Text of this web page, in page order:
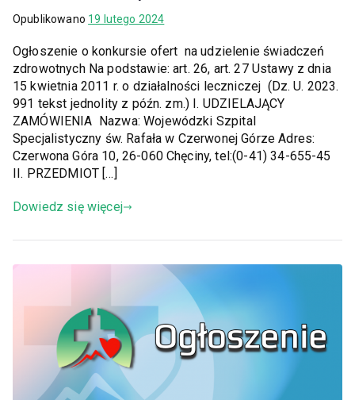
Opublikowano 19 lutego 2024
Ogłoszenie o konkursie ofert na udzielenie świadczeń
zdrowotnych Na podstawie: art. 26, art. 27 Ustawy z dnia
15 kwietnia 2011 r. o działalności leczniczej (Dz. U. 2023.
991 tekst jednolity z późn. zm.) I. UDZIELAJĄCY
ZAMÓWIENIA Nazwa: Wojewódzki Szpital
Specjalistyczny św. Rafała w Czerwonej Górze Adres:
Czerwona Góra 10, 26-060 Chęciny, tel:(0-41) 34-655-45
II. PRZEDMIOT […]
Dowiedz się więcej